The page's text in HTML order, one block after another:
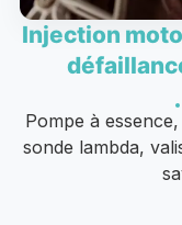
Injection
Pompe à
sonde lambda,